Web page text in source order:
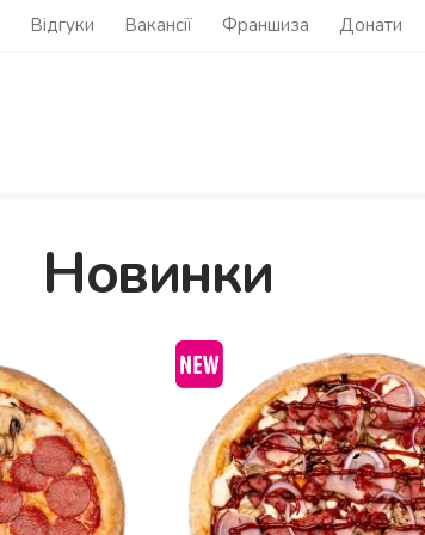
Відгуки Вакансії Франшиза Донати
Новинки